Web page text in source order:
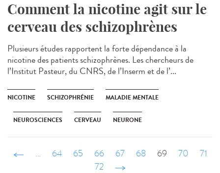
Comment la nicotine agit sur le
cerveau des schizophrènes
Plusieurs études rapportent la forte dépendance à la
nicotine des patients schizophrènes. Les chercheurs de
l’Institut Pasteur, du CNRS, de l’Inserm et de l’...
NICOTINE SCHIZOPHRÉNIE MALADIE MENTALE
NEUROSCIENCES CERVEAU NEURONE
‹ précédent
… 64 65 66 67 68 69 70
71
72
suivant ›